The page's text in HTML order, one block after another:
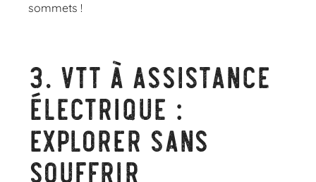
sommets !
3. VTT à assistance
électrique :
explorer sans
souffrir